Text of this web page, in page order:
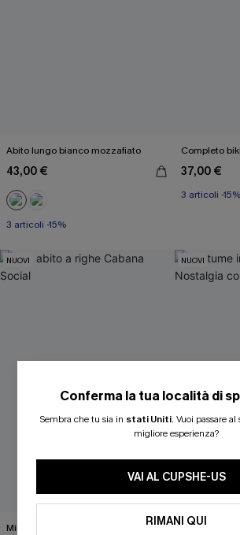
Abito lungo bianco mozzafiato
43,00 €
3 articoli -15%
Completo
37,00 €
3 articoli -15%
NUOVI
Mini abito a righe Cabana Social
NUOVI
Costume
Conferma la tua località di
Sembra che tu sia in stati Uniti. Vuoi passare
migliore esperienza?
VAI AL CUPSHE-US
RIMANI QUI
ISCRIVITI PER
20% DI SCONTO SU 2 O PIÙ